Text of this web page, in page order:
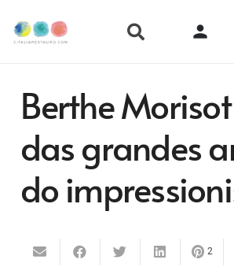
person
Berthe
das grandes
do
2